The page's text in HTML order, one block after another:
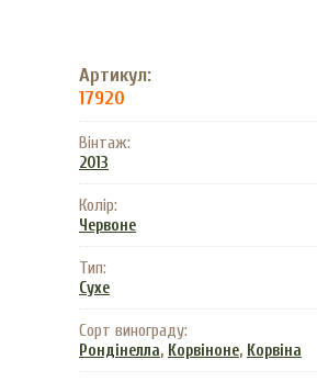
Артикул:
17920
Вінтаж:
2013
Колір:
Червоне
Тип:
Сухе
Сорт винограду:
Рондінелла, Корвіноне, Корвіна